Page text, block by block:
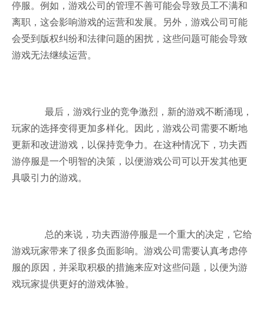
停服。例如，游戏公司的管理不善可能会导致员工不满和
离职，这会影响游戏的运营和发展。另外，游戏公司可能
会受到版权纠纷和法律问题的困扰，这些问题可能会导致
游戏无法继续运营。
最后，游戏行业的竞争激烈，新的游戏不断涌现，
玩家的选择变得更加多样化。因此，游戏公司需要不断地
更新和改进游戏，以保持竞争力。在这种情况下，功夫西
游停服是一个明智的决策，以便游戏公司可以开发其他更
具吸引力的游戏。
总的来说，功夫西游停服是一个重大的决定，它给
游戏玩家带来了很多负面影响。游戏公司需要认真考虑停
服的原因，并采取积极的措施来应对这些问题，以便为游
戏玩家提供更好的游戏体验。